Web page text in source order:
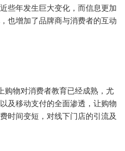
些年发生巨大变化，而信息更加
也增加了品牌商与消费者的互动
物对消费者教育已经成熟，尤
及移动支付的全面渗透，让购物
时间变短，对线下门店的引流及